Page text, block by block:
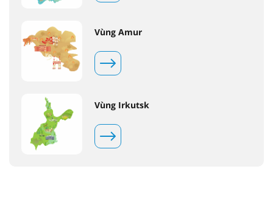
Vùng Amur
Vùng Irkutsk